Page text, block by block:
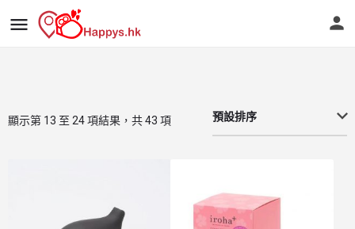
顯示第 13 至 24 項結果，共 43 項 預設排序